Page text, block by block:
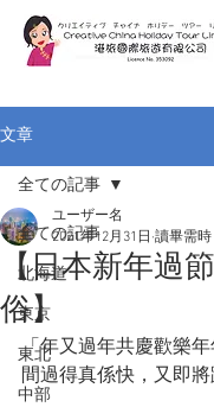
文章
全ての記事
北海道
東京
東北
中部
全ての記事
【日本新年過
俗】
ユーザー名
2021年12月31日 讀畢需時
「年又過年共慶歡樂
間過得真係快，又即將